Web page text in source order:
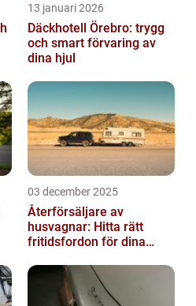
13 januari 2026
Däckhotell Örebro: trygg
och smart förvaring av
dina hjul
03 december 2025
Återförsäljare av
husvagnar: Hitta rätt
fritidsfordon för dina